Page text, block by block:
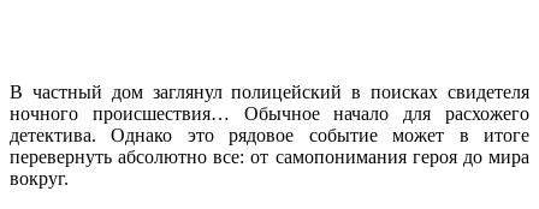
В частный дом заглянул полицейский в поисках свидетеля
ночного происшествия… Обычное начало для расхожего
детектива. Однако это рядовое событие может в итоге
перевернуть абсолютно все: от самопонимания героя до мира
вокруг.